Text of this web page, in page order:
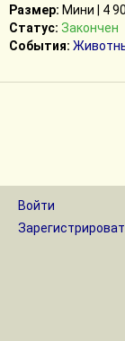
Размер: Мини | 4
Статус: Закончен
События:
Войти